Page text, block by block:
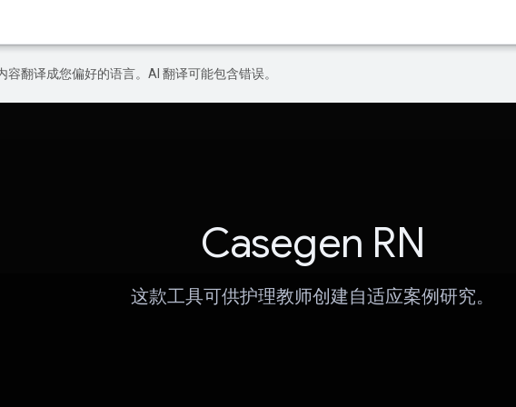
容翻译成您偏好的语言。AI 翻译可能包含错误。
Casegen RN
这款工具可供护理教师创建自适应案例研究。